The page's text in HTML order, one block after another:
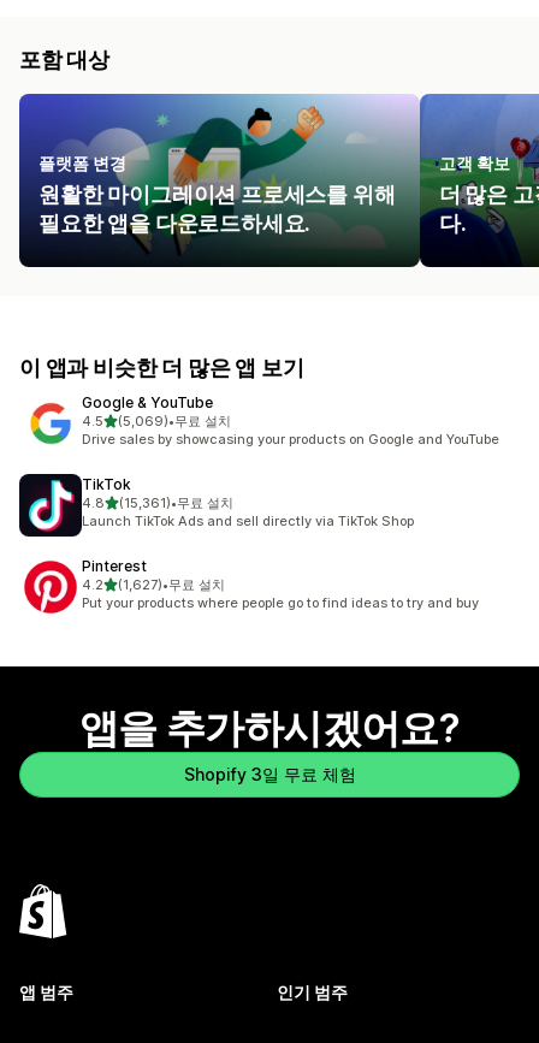
포함 대상
플랫폼 변경
원활한 마이그레이션 프로세스를 위해
필요한 앱을 다운로드하세요.
고객 확보
더 많은
다.
이 앱과 비슷한 더 많은 앱 보기
Google & YouTube
4.5별 5개 중
(5,069)
총 리뷰 5069개
•무료 설치
Drive sales by showcasing your products on Google and YouTube
TikTok
4.8별 5개 중
(15,361)
총 리뷰 15361개
•무료 설치
Launch TikTok Ads and sell directly via TikTok Shop
Pinterest
4.2별 5개 중
(1,627)
총 리뷰 1627개
•무료 설치
Put your products where people go to find ideas to try and buy
앱을 추가하시겠어요?
Shopify 3일 무료 체험
앱 범주 인기 범주